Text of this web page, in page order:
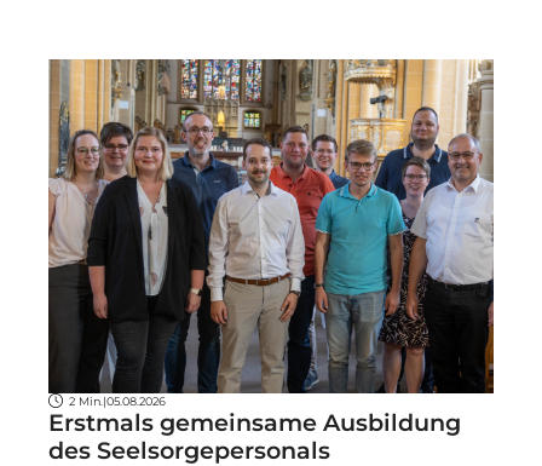
2 Min. |05.08.2026
Erstmals gemeinsame Ausbildung
des Seelsorgepersonals